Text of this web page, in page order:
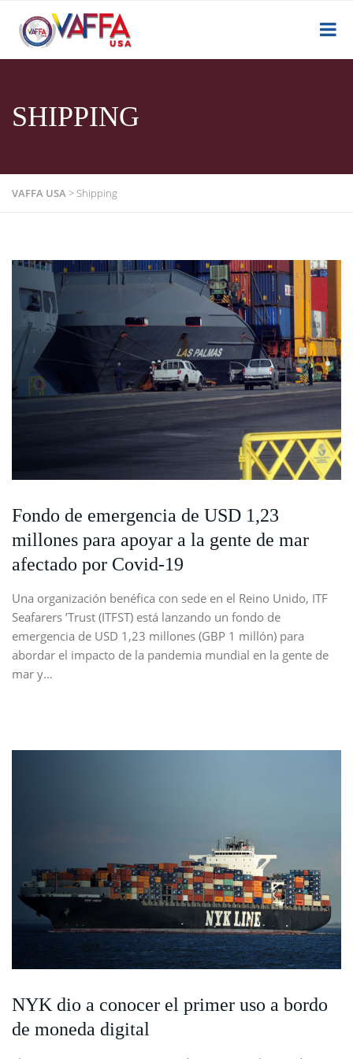
SHIPPING
VAFFA USA>Shipping
Fondo de emergencia de USD 1,23
millones para apoyar a la gente de mar
afectado por Covid-19
Una organización benéfica con sede en el Reino Unido, ITF
Seafarers ’Trust (ITFST) está lanzando un fondo de
emergencia de USD 1,23 millones (GBP 1 millón) para
abordar el impacto de la pandemia mundial en la gente de
mar y…
NYK dio a conocer el primer uso a bordo
de moneda digital